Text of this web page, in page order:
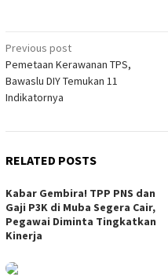
Post
navigation
Previous post
Pemetaan Kerawanan TPS,
Bawaslu DIY Temukan 11
Indikatornya
RELATED POSTS
Kabar Gembira! TPP PNS dan
Gaji P3K di Muba Segera Cair,
Pegawai Diminta Tingkatkan
Kinerja